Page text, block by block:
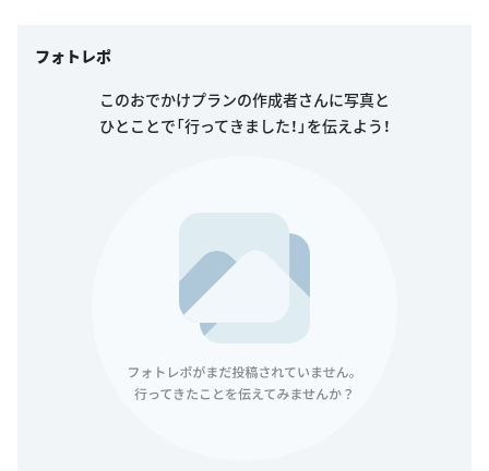
フォトレポ
このおでかけプランの作成者さんに写真と
ひとことで「行ってきました！」を伝えよう！